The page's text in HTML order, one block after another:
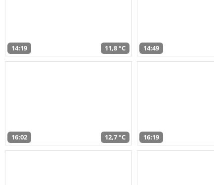
14:19 11,8 °C 14:49
16:02 12,7 °C 16:19